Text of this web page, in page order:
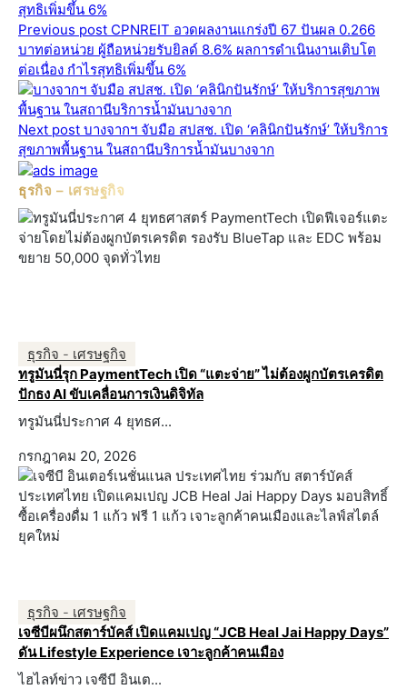
Previous post CPNREIT อวดผลงานแกร่งปี 67 ปันผล 0.266
บาทต่อหน่วย ผู้ถือหน่วยรับยิลด์ 8.6% ผลการดำเนินงานเติบโต
ต่อเนื่อง กำไรสุทธิเพิ่มขึ้น 6%
Next post บางจากฯ จับมือ สปสช. เปิด ‘คลินิกปันรักษ์’ ให้บริการ
สุขภาพพื้นฐาน ในสถานีบริการน้ำมันบางจาก
ธุรกิจ – เศรษฐกิจ
ธุรกิจ - เศรษฐกิจ
ทรูมันนี่รุก PaymentTech เปิด “แตะจ่าย” ไม่ต้องผูกบัตรเครดิต
ปักธง AI ขับเคลื่อนการเงินดิจิทัล
ทรูมันนี่ประกาศ 4 ยุทธศ...
กรกฎาคม 20, 2026
ธุรกิจ - เศรษฐกิจ
เจซีบีผนึกสตาร์บัคส์ เปิดแคมเปญ “JCB Heal Jai Happy Days”
ดัน Lifestyle Experience เจาะลูกค้าคนเมือง
ไฮไลท์ข่าว เจซีบี อินเต...